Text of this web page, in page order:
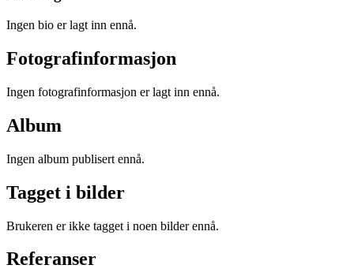
Ingen bio er lagt inn ennå.
Fotografinformasjon
Ingen fotografinformasjon er lagt inn ennå.
Album
Ingen album publisert ennå.
Tagget i bilder
Brukeren er ikke tagget i noen bilder ennå.
Referanser